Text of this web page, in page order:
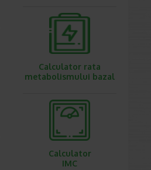
Calculator rata
metabolismului bazal
Calculator
IMC